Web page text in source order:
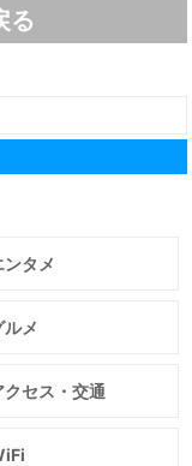
る
ンタメ
ルメ
クセス・交通